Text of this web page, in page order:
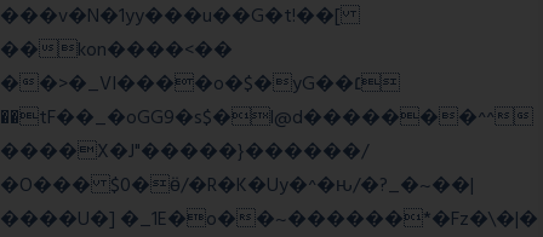
���v�N�1yy���u��G�t!��[
��kon����<��
��>�_VI����o�$�yG��׆
��tF��_�oGG9�s$�l@d�������^^
����X�J"�����}������/
�O��� $0�ӫ/�R�K�Uy�^�ԋ/�?_�~��|
����U�] �_1E�o��~������*�Fz�\�|�